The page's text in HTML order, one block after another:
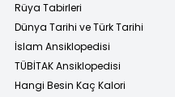
Rüya Tabirleri
Dünya Tarihi ve Türk Tarihi
İslam Ansiklopedisi
TÜBİTAK Ansiklopedisi
Hangi Besin Kaç Kalori